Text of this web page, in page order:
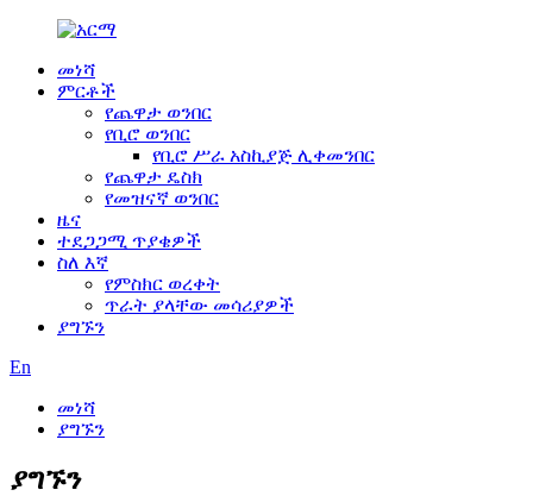
መነሻ
ምርቶች
የጨዋታ ወንበር
የቢሮ ወንበር
የቢሮ ሥራ አስኪያጅ ሊቀመንበር
የጨዋታ ዴስክ
የመዝናኛ ወንበር
ዜና
ተደጋጋሚ ጥያቄዎች
ስለ እኛ
የምስክር ወረቀት
ጥራት ያላቸው መሳሪያዎች
ያግኙን
En
መነሻ
ያግኙን
ያግኙን